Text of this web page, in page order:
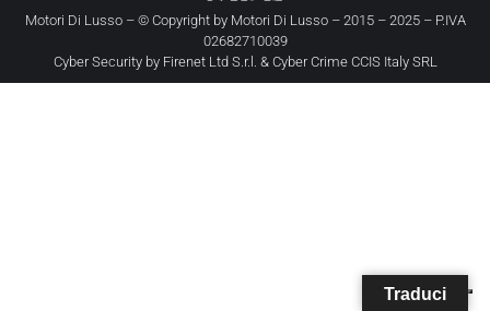
Motori Di Lusso – © Copyright by Motori Di Lusso– 2015 – 2025 – P.IVA
02682710039
Cyber Security by Firenet Ltd S.r.l. & Cyber Crime CCIS Italy SRL
Traduci